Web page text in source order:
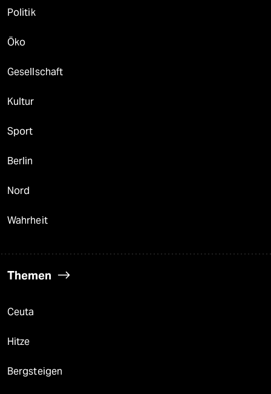
Politik
Öko
Gesellschaft
Kultur
Sport
Berlin
Nord
Wahrheit
Themen
Ceuta
Hitze
Bergsteigen